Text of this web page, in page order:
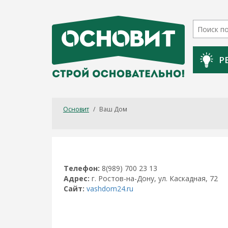
Основит / Ваш Дом
Телефон: 8(989) 700 23 13
Адрес: г. Ростов-на-Дону, ул. Каскадная, 72
Сайт: vashdom24.ru